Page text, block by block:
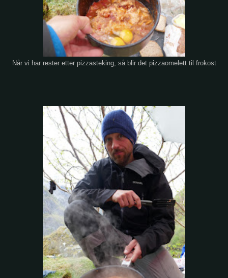
Når vi har rester etter pizzasteking, så blir det pizzaomelett til frokost